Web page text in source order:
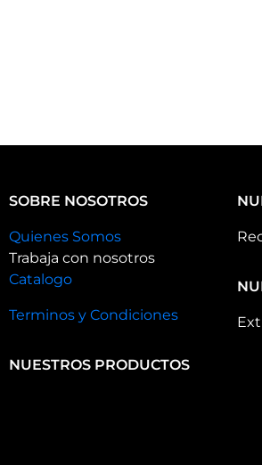
SOBRE NOSOTROS
Quienes Somos
Trabaja con nosotros
Catalogo
Terminos y Condiciones
NUESTROS PRODUCTOS